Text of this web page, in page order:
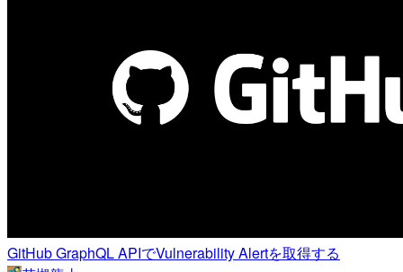
GitHub GraphQL APIでVulnerability Alertを取得する